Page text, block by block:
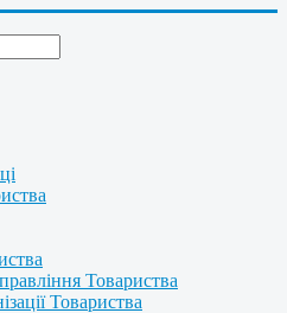
Товариства
Товариства